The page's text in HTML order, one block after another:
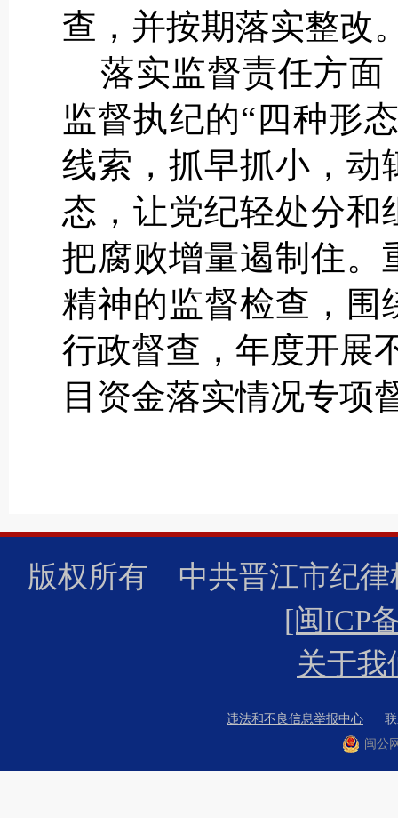
查，并按期落实整改
落实监督责任方面
监督执纪的“四种形
线索，抓早抓小，动
态，让党纪轻处分和
把腐败增量遏制住。
精神的监督检查，围
行政督查，年度开展
目资金落实情况专项
版权所有 中共晋江市纪
[闽ICP
关于我
违法和不良信息举报中心
闽公